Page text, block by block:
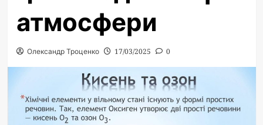
атмосфери
Олександр Троценко 17/03/2025 0